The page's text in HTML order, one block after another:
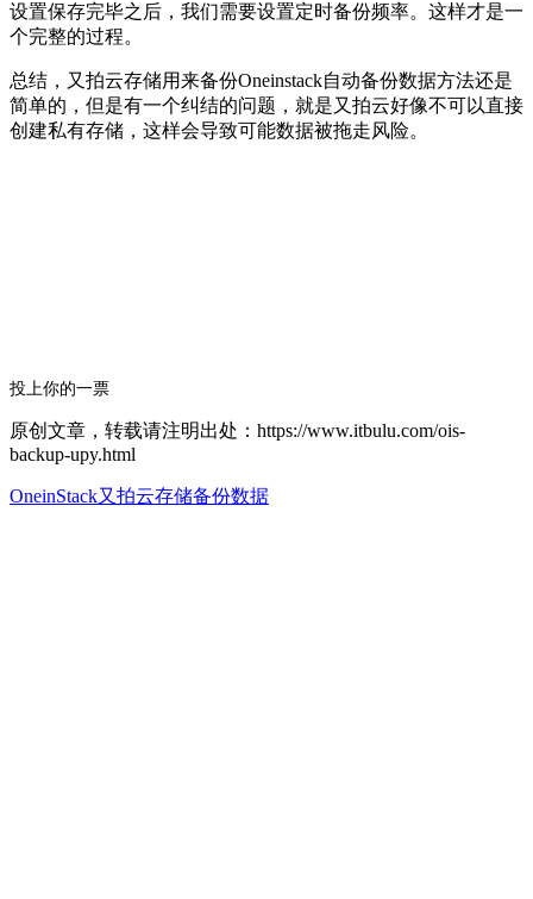
设置保存完毕之后，我们需要设置定时备份频率。这样才是一
个完整的过程。
总结，又拍云存储用来备份Oneinstack自动备份数据方法还是
简单的，但是有一个纠结的问题，就是又拍云好像不可以直接
创建私有存储，这样会导致可能数据被拖走风险。
投上你的一票
原创文章，转载请注明出处：https://www.itbulu.com/ois-
backup-upy.html
OneinStack又拍云存储备份数据